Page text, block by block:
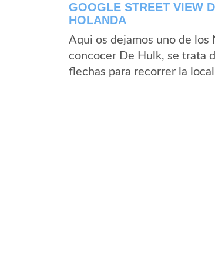
GOOGLE STREET VIEW
HOLANDA
Aqui os dejamos uno de los
concocer De Hulk, se trata
flechas para recorrer la